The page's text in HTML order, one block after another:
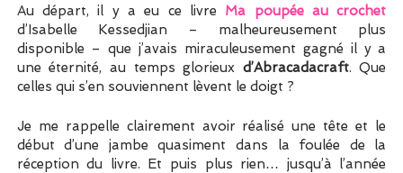
Au départ, il y a eu ce livre Ma poupée au crochet
d’Isabelle Kessedjian – malheureusement plus
disponible – que j’avais miraculeusement gagné il y a
une éternité, au temps glorieux d’Abracadacraft. Que
celles qui s’en souviennent lèvent le doigt ?
Je me rappelle clairement avoir réalisé une tête et le
début d’une jambe quasiment dans la foulée de la
réception du livre. Et puis plus rien… jusqu’à l’année